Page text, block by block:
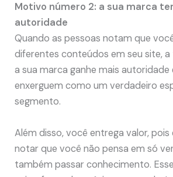
Motivo número 2: a sua marca
autoridade
Quando as pessoas notam que
diferentes conteúdos em seu site, a
a sua marca ganhe mais
enxerguem como um verdadeiro
segmento.
Além disso, você entrega valor, pois
notar que você não pensa em só
também passar conhecimento.